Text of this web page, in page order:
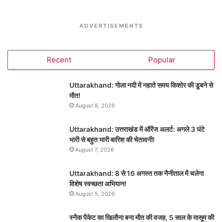
ADVERTISEMENTS
Recent Popular
Uttarakhand: गोला नदी में नहाते समय किशोर की डूबने से
मौत!
August 8, 2026
Uttarakhand: उत्तराखंड में ऑरेंज अलर्ट: अगले 3 घंटे
भारी से बहुत भारी बारिश की चेतावनी!
August 7, 2026
Uttarakhand: 8 से 16 अगस्त तक नैनीताल में चलेगा
विशेष स्वच्छता अभियान!
August 5, 2026
स्नैक पैकेट का खिलौना बना मौत की वजह, 5 साल के मासूम की